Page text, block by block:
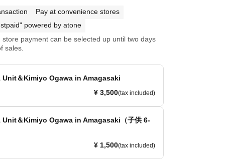
Pay at convenience stores
powered by atone
store payment can be selected up until two days
sales.
Unit＆Kimiyo Ogawa in Amagasaki
¥ 3,500(tax included)
Unit＆Kimiyo Ogawa in Amagasaki（子供 6-
¥ 1,500(tax included)